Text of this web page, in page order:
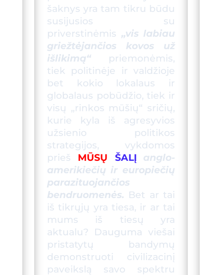
šaknys yra tam tikru būdu
susijusios su
priverstinėmis „vis labiau
griežtėjančios kovos už
išlikimą“priemonėmis,
tiek politinėje ir valdžioje
bet kokio lokalaus ir
globalaus pobūdžio, tiek ir
visų „rinkos mūšių“ sričių,
kurie kyla iš agresyvios
užsienio politikos
strategijos, vykdomos
prieš MŪSŲ ŠALĮ
anglo-
amerikiečių ir europiečių
parazituojančios
bendruomenės. Bet ar tai
iš tikrųjų yra tiesa, ir ar tai
mums iš tiesų yra
aktualu? Dauguma viešai
pristatytų bandymų
demonstruoti civilizacinį
paveikslą savo spektru